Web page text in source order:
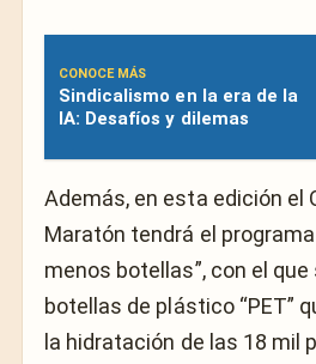
CONOCE MÁS
Sindicalismo en la era de la
IA: Desafíos y dilemas
Además, en esta edición el
Maratón tendrá el
menos botellas”, con el
botellas de plástico “PET”
la hidratación de las 18 mil